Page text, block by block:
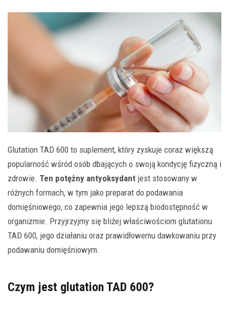
Glutation TAD 600 to suplement, który zyskuje coraz większą
popularność wśród osób dbających o swoją kondycję fizyczną i
zdrowie. Ten potężny antyoksydant jest stosowany w
różnych formach, w tym jako preparat do podawania
domięśniowego, co zapewnia jego lepszą biodostępność w
organizmie. Przyjrzyjmy się bliżej właściwościom glutationu
TAD 600, jego działaniu oraz prawidłowemu dawkowaniu przy
podawaniu domięśniowym.
Czym jest glutation TAD 600?